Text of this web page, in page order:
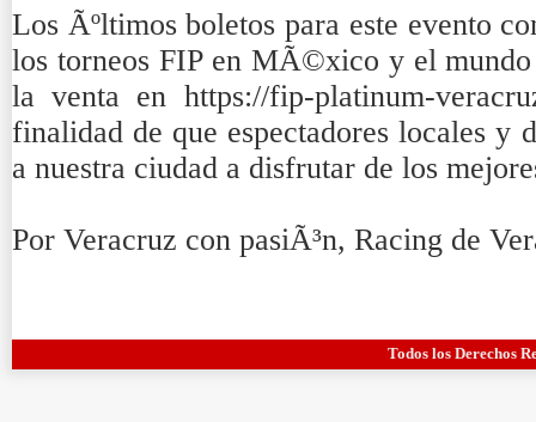
Los Ãºltimos boletos para este evento
los torneos FIP en MÃ©xico y el mundo
la venta en https://fip-platinum-
finalidad de que espectadores locales y
a nuestra ciudad a disfrutar de los
Por Veracruz con pasiÃ³n, Racing de
Todos los Derechos